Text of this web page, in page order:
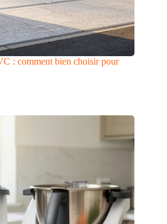
: comment bien choisir pour